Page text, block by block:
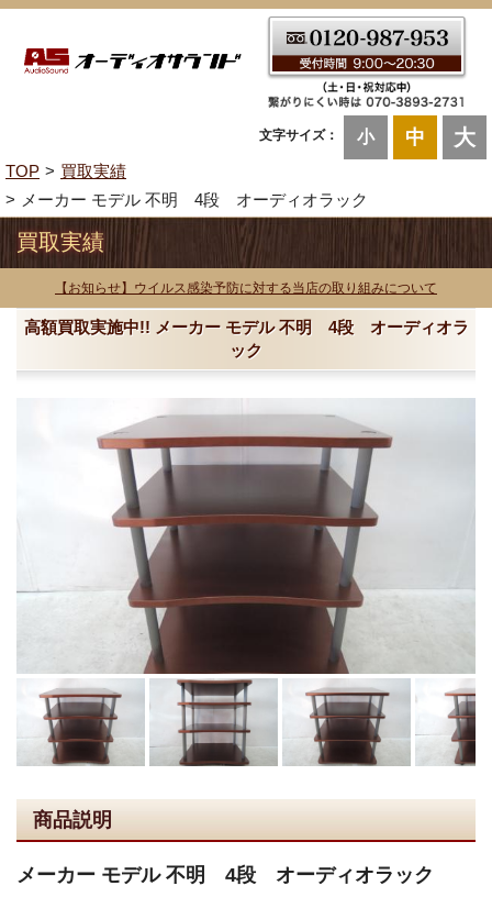
文字サイズ： 小 中 大
TOP
買取実績
メーカー モデル 不明 4段 オーディオラック
買取実績
【お知らせ】ウイルス感染予防に対する当店の取り組みについて
高額買取実施中!! メーカー モデル 不明 4段 オーディオラ
ック
商品説明
メーカー モデル 不明 4段 オーディオラック